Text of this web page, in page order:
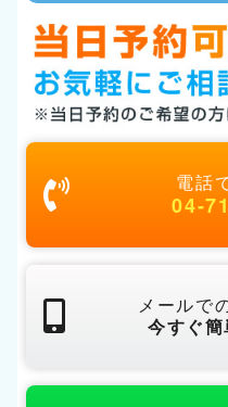
電話
04-
メールで
今すぐ簡